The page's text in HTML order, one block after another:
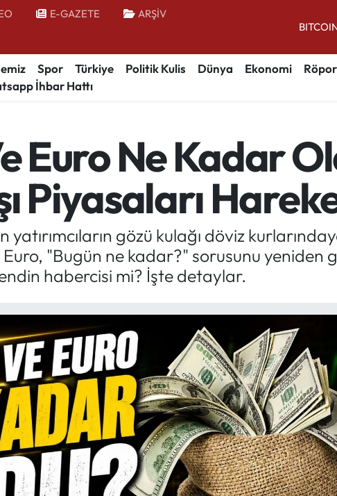
E-GAZETE ARŞİV
Spor Türkiye Politik Kulis Dünya Ekonomi
İhbar Hattı
Euro Ne Kadar
Piyasaları
gözü kulağı döviz
"Bugün ne kadar?" sorusunu yeniden
habercisi mi? İşte detaylar.